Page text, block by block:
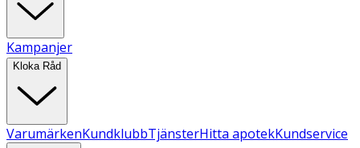
Kampanjer
Kloka Råd
VarumärkenKundklubbTjänsterHitta apotekKundservice